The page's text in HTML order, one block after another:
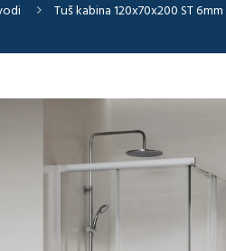
Tuš kabina 120x70x200 ST